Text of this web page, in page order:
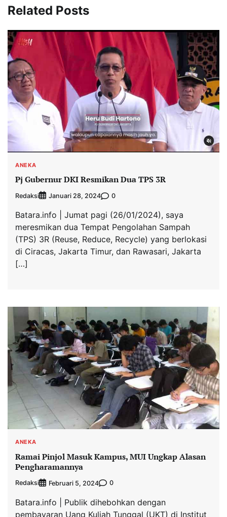
Related Posts
ANEKA
Pj Gubernur DKI Resmikan Dua TPS 3R
Redaksi Januari 28, 2024 0
Batara.info | Jumat pagi (26/01/2024), saya
meresmikan dua Tempat Pengolahan Sampah
(TPS) 3R (Reuse, Reduce, Recycle) yang berlokasi
di Ciracas, Jakarta Timur, dan Rawasari, Jakarta
[…]
ANEKA
Ramai Pinjol Masuk Kampus, MUI Ungkap Alasan
Pengharamannya
Redaksi Februari 5, 2024 0
Batara.info | Publik dihebohkan dengan
pembayaran Uang Kuliah Tunggal (UKT) di Institut